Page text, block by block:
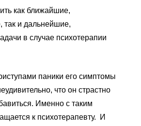
как ближайшие,
так и дальнейшие,
в случае психотерапии
паники его симптомы
что он страстно
Именно с таким
к психотерапевту. И